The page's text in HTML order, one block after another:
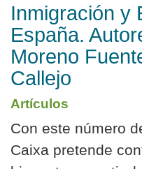
Inmigración y
España.
Moreno
Callejo
Artículos
Con este número
Caixa pretende